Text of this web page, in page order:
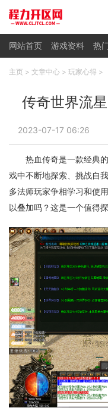
网站首页 游戏资料 热
主页 > 文章中心 > 玩家心得 >
传奇世界流
2023-07-17 06:26
热血传奇是一款经典
戏中不断地探索、挑战自
多法师玩家争相学习和使
以叠加吗？这是一个值得探